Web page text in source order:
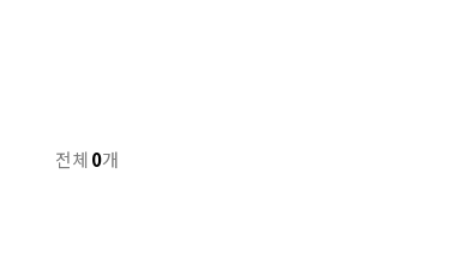
전체 0개